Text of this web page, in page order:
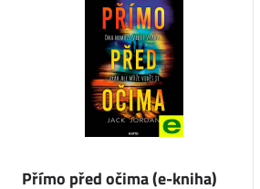
Přímo před očima (e-kniha)